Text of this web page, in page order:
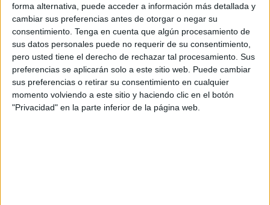
forma alternativa, puede acceder a información más detallada y
cambiar sus preferencias antes de otorgar o negar su
consentimiento. Tenga en cuenta que algún procesamiento de
sus datos personales puede no requerir de su consentimiento,
pero usted tiene el derecho de rechazar tal procesamiento. Sus
preferencias se aplicarán solo a este sitio web. Puede cambiar
sus preferencias o retirar su consentimiento en cualquier
momento volviendo a este sitio y haciendo clic en el botón
"Privacidad" en la parte inferior de la página web.
expuestos han aportado soluciones tan creativas como eficaces y, dada la temática
social del anunciante, de una ética profesional sobresaliente. El primer premio,
consistente en un training en una agencia de publicidad, recayó sobre el grupo
formado por Lucía Piñero y Sara Trascasas.
El jurado estuvo formado por Fernando Herrero, presidente de la Academia de la
Publicidad, la decana de la Facultad de Ciencias de la Información de la UCM,
María del Carmen Pérez de Armiñan, Jose Luis Esteo director creativo, Marisa